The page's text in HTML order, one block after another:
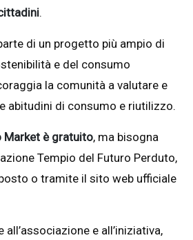
.
di un progetto più ampio di
e del consumo
la comunità a valutare e
abitudini di consumo e riutilizzo.
Market è gratuito, ma bisogna
Tempio del Futuro Perduto,
o tramite il sito web ufficiale
all’associazione e all’iniziativa,